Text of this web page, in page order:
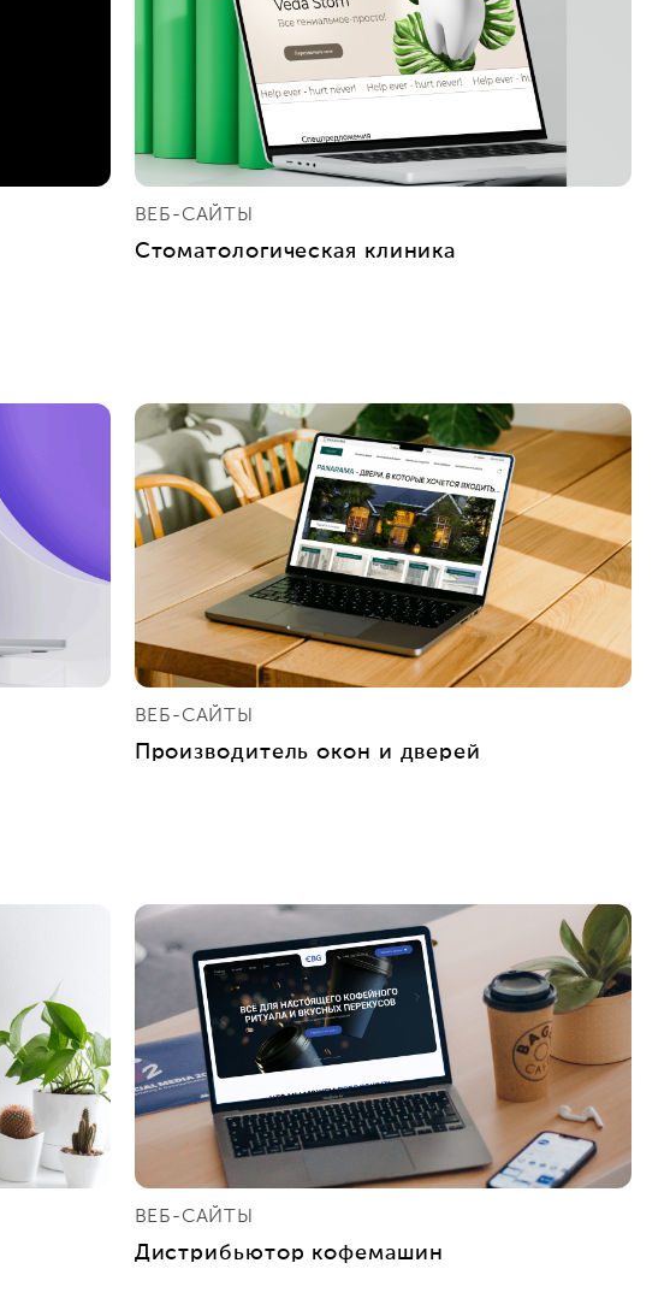
ВЕБ-САЙТЫ
Стоматологическая клиника
ВЕБ-САЙТЫ
Производитель окон и дверей
ВЕБ-САЙТЫ
Дистрибьютор кофемашин